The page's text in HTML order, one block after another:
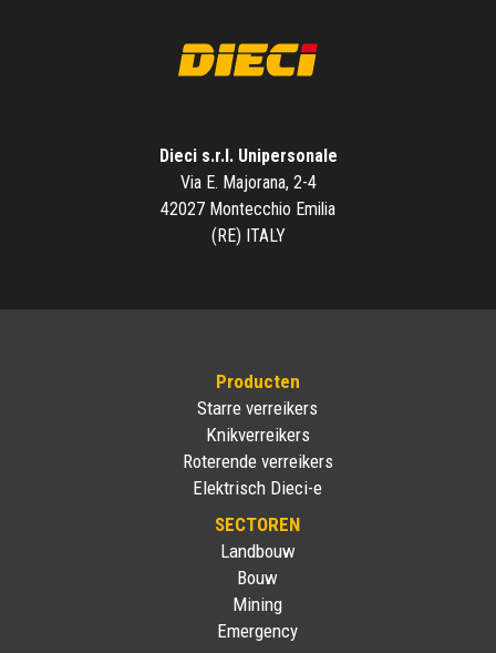
Dieci s.r.l. Unipersonale
Via E. Majorana, 2-4
42027 Montecchio Emilia
(RE) ITALY
Producten
Starre verreikers
Knikverreikers
Roterende verreikers
Elektrisch Dieci-e
SECTOREN
Landbouw
Bouw
Mining
Emergency